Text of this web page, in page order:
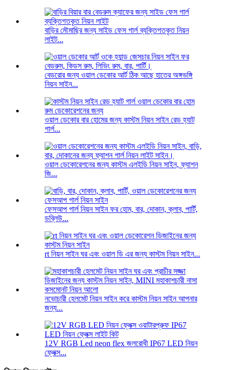
বাড়ির মৌমাছির জন্য সাইড ফেস গার্ল ব্যক্তিগতকৃত নিয়ন
লাইট...
বেডরোর জন্য ওয়াল ডেকোর আর্ট ঠিক আছে হাতের অঙ্গভঙ্গি
নিয়ন সাইন...
ওয়াল ডেকোর বার হোমের জন্য কাস্টম নিয়ন সাইন রেড হ্যাট
গার্ল...
ওয়াল ডেকোরেশনের জন্য কাস্টম এলইডি নিয়ন সাইন, ফ্যাশন
জি...
ফেসআপ গার্ল নিয়ন সাইন ফর হোম, বার, দোকান, ক্লাব, পার্টি,
ডব্লিউ...
rt নিয়ন সাইন ঘর এবং ওয়াল ডি এর জন্য কাস্টম নিয়ন সাইন...
নভোচারী হেলমেট নিয়ন সাইন করে কাস্টম নিয়ন সাইন আপনার
জন্য...
12V RGB Led neon flex জলরোধী IP67 LED নিয়ন
ফ্লেক্স...